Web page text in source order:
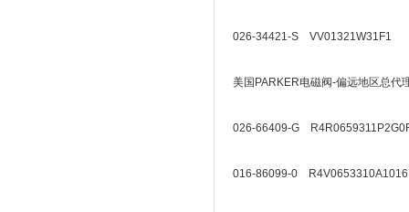
026-34421-S VV01321W31F1
美国PARKER电磁阀-偏远地区总代
026-66409-G
016-86099-0 R4V0653310A1016